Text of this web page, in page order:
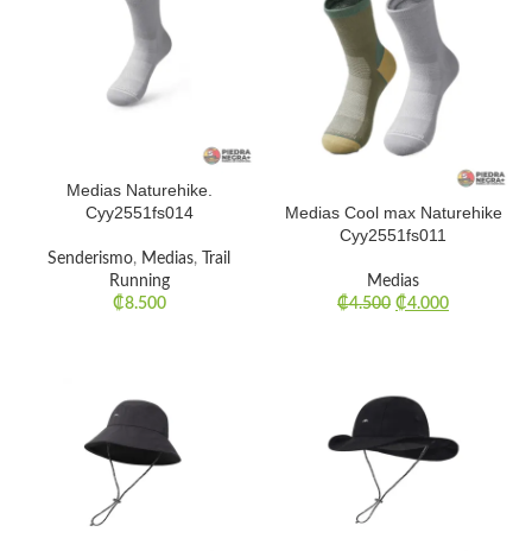
Medias Naturehike.
Cyy2551fs014
Senderismo, Medias,
Trail
Running
₡8.500
Medias Cool max Naturehike
Cyy2551fs011
Medias
₡4.500 ₡4.000